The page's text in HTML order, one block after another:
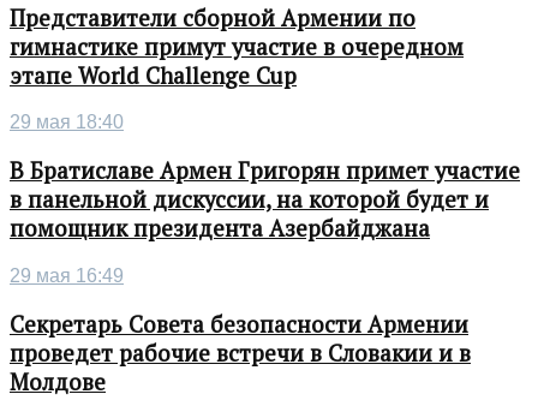
Представители сборной Армении по
гимнастике примут участие в очередном
этапе World Challenge Cup
29 мая 18:40
В Братиславе Армен Григорян примет участие
в панельной дискуссии, на которой будет и
помощник президента Азербайджана
29 мая 16:49
Секретарь Совета безопасности Армении
проведет рабочие встречи в Словакии и в
Молдове